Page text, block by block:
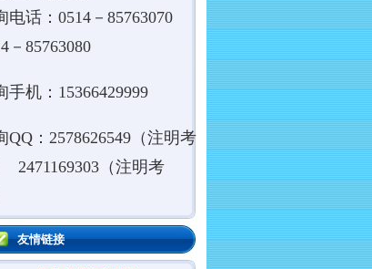
电话：0514－85763070
－85763080
手机：15366429999
QQ：2578626549（注明考
2471169303（注明考
友情链接